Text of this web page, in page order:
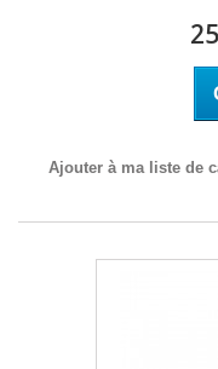
Ajouter à ma liste de